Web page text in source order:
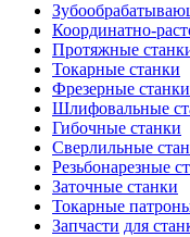
Координатно-
Протяжные
Токарные станки
Фрезерные станки
Шлифовальные
Гибочные станки
Сверлильные
Резьбонарезные
Заточные станки
Токарные
Запчасти для